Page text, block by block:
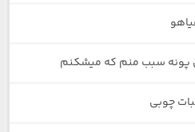
سبب منم که میشکنم
چوبی